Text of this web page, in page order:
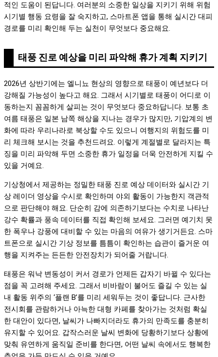
적인 도움이 된답니다. 여러분의 소중한 일상을 지키기 위해 위험
시기별 행동 요령을 잘 숙지하고, 스마트폰 앱을 통해 실시간 대피
경로를 미리 확인해 두는 실천이 무엇보다 중요해요.
태풍 진로 예상을 미리 파악해 휴가 계획 지키기
2026년 상반기에는 엘니뇨 현상의 영향으로 태풍이 예년보다 더
강해질 가능성이 높다고 해요. 그래서 시기별로 태풍이 어디로 이
동하는지 꼼꼼하게 살피는 것이 무엇보다 중요하답니다. 보통 초
여름 태풍은 일본 남쪽 해상을 지나는 경우가 많지만, 기압계의 변
화에 따라 우리나라로 북상할 수도 있으니 여행지의 위험도를 미
리 체크해 보시는 것을 추천드려요. 이렇게 계절별로 달라지는 특
징을 미리 파악해 두면 소중한 휴가 일정을 더욱 안전하게 지킬 수
있을 거예요.
기상청에서 제공하는 정밀한 태풍 진로 예상 데이터와 실시간 기
상 레이더 영상을 수시로 확인하며 야외 활동이 가능한지 객관적
으로 판단해야 해요. 단순히 감에 의존하기보다는 수치로 나타난
강수 확률과 풍속 데이터를 직접 확인해 보세요. 그러면 예기치 못
한 폭우나 강풍에 대비할 수 있는 마음의 여유가 생기거든요. 스마
트폰으로 실시간 기상 정보를 틈틈이 확인하는 습관이 즐거운 여
행을 지켜주는 든든한 안전장치가 되어줄 거랍니다.
태풍은 워낙 변동성이 커서 경로가 언제든 갑자기 바뀔 수 있다는
점을 꼭 고려해 주세요. 그래서 비바람이 불어도 즐길 수 있는 실
내 활동 위주의 ‘플랜 B’를 미리 세워두는 것이 좋답니다. 근사한
전시회를 관람하거나 아늑한 대형 카페를 찾아가는 것처럼 확실
한 대안이 있다면, 날씨가 나빠지더라도 휴가의 만족도를 충분히
유지할 수 있어요. 갑작스러운 날씨 변화에 당황하기보다 상황에
맞춰 유연하게 움직일 준비를 한다면, 어떤 날씨 속에서도 행복한